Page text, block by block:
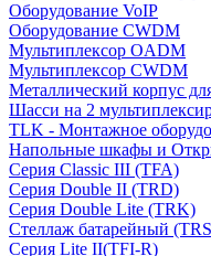
Оборудование VoIP
Оборудование CWDM
Мультиплекcор OADM
Мультиплексор CWDM
Металлический корпус
Шасси на 2
TLK - Монтажное
Напольные шкафы и
Серия Classic III (TFA)
Серия Double II (TRD)
Серия Double Lite (TRK)
Стеллаж батарейный
Серия Lite II(TFI-R)